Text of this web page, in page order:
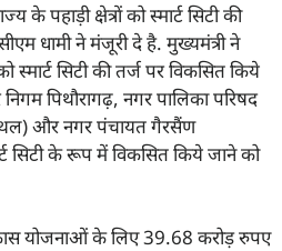
के पहाड़ी क्षेत्रों को स्मार्ट सिटी की
धामी ने मंजूरी दे है. मुख्यमंत्री ने
स्मार्ट सिटी की तर्ज पर विकसित किये
पिथौरागढ़, नगर पालिका परिषद
स्थल) और नगर पंचायत गैरसैंण
सिटी के रूप में विकसित किये जाने को
योजनाओं के लिए 39.68 करोड़ रुपए